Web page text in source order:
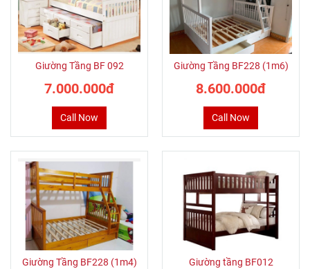
Giường Tầng BF 092
7.000.000đ
Call Now
Giường Tầng BF228 (1m6)
8.600.000đ
Call Now
Giường Tầng BF228 (1m4) Giường tầng BF012